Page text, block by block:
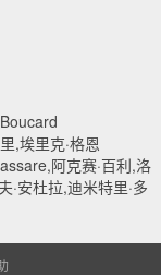
埃里克·格恩
阿克赛·百利,洛
·安杜拉,迪米特里·多